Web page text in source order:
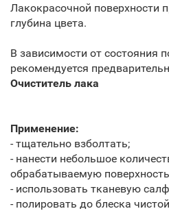
Лакокрасочной поверхности
глубина цвета.
В зависимости от состояния
рекомендуется
Очиститель лака
Применение:
- тщательно взболтать;
- нанести небольшое
обрабатываемую
- использовать тканевую
- полировать до блеска